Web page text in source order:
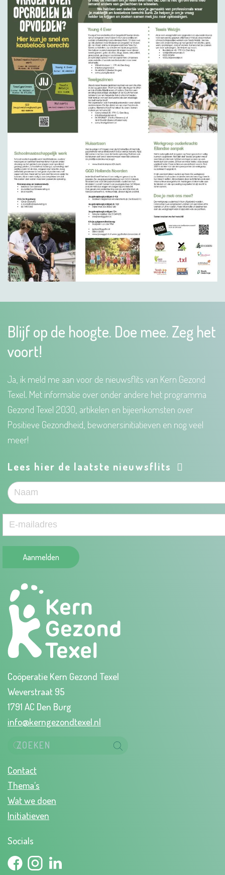
Blijf op de hoogte. Doe mee. Zeg het
voort!
Ja, ik meld me aan voor de nieuwsflits van Kern Gezond
Texel. Met informatie over onder andere het programma
Gezond Texel 2030, artikelen en bijeenkomsten over
Positieve Gezondheid, bewonersinitiatieven en nog veel
meer!
Lees hier de laatste nieuwsflits
Aanmelden
Coöperatie Kern Gezond Texel
Weverstraat 95
1791 AC Den Burg
info@kerngezondtexel.nl
Contact
Thema’s
Wat we doen
Initiatieven
Socials